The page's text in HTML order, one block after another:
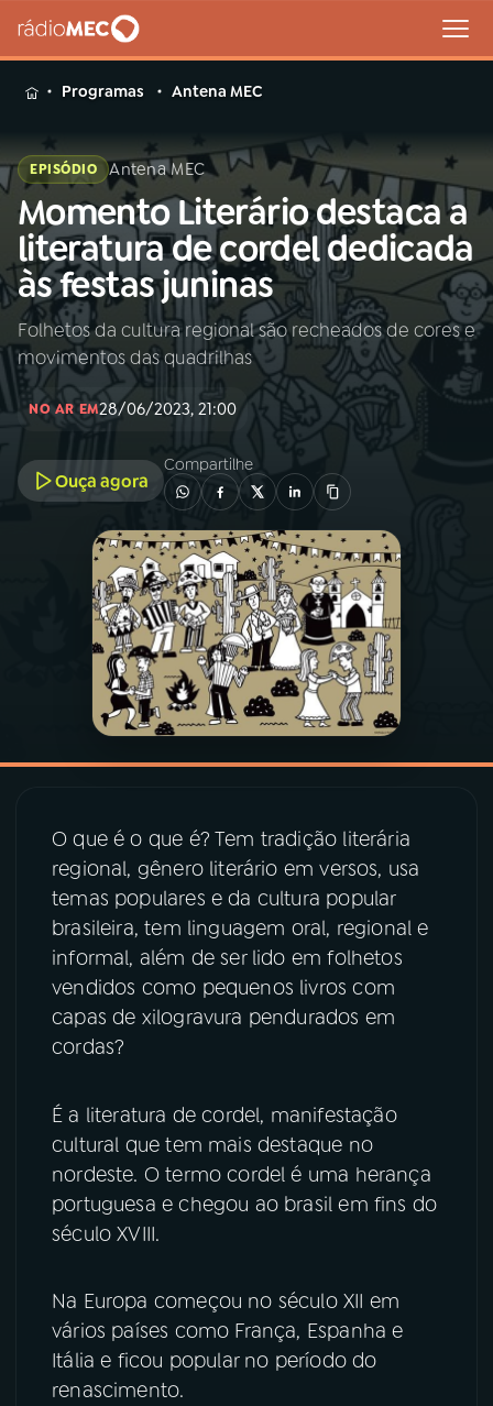
MENU
Buscar
na
Rádio
MEC
Buscar
Início AO VIVO
01 INÍCIO
A RÁDIO
PROGRAMAÇÃO
PROGRAMAS
PODCASTS
06VIDEOCASTS
07 ÚLTIMAS
08PRÊMIO RÁDIO MEC
ACOMPANHE A RÁDIO MEC
YouTube
TikTok
Programas Antena MEC
EPISÓDIO Antena MEC
Momento Literário destaca a
literatura de cordel dedicada
às festas juninas
Folhetos da cultura regional são recheados de cores e
movimentos das quadrilhas
NO AR EM28/06/2023, 21:00
Ouça agora
Compartilhe
O que é o que é? Tem tradição literária
regional, gênero literário em versos, usa
temas populares e da cultura popular
brasileira, tem linguagem oral, regional e
informal, além de ser lido em folhetos
vendidos como pequenos livros com
capas de xilogravura pendurados em
cordas?
É a literatura de cordel, manifestação
cultural que tem mais destaque no
nordeste. O termo cordel é uma herança
portuguesa e chegou ao brasil em fins do
século XVIII.
Na Europa começou no século XII em
vários países como França, Espanha e
Itália e ficou popular no período do
renascimento.